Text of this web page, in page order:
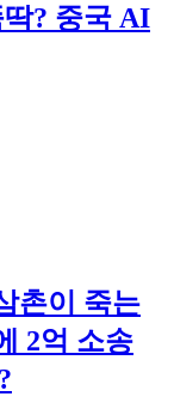
? 중국 AI
촌이 죽는
2억 소송